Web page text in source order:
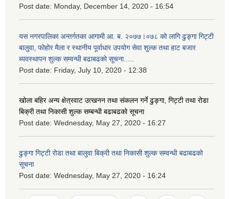
Post date: Monday, December 14, 2020 - 16:54
यस नगरपालिका अन्तर्गतका आगामी आ. ब. २०७७।०७८ को लागि ढुङ्गा गिट्टी
बालुवा, फोहोर मैला र स्थानीय पूर्वाधार उपयोग सेवा शुल्क तथा हाट बजार
ब्यवस्थापन शुल्क सम्वन्धी बढाबढको सूचना.....
Post date: Friday, July 10, 2020 - 12:38
खोला बहिर अन्य क्षेत्रवाट उत्खनन तथा संकलन गर्ने ढुङ्गा, गिट्टी तथा रोडा
बिक्री तथा निकासी शुल्क सम्बन्धी बढाबढको सूचना
Post date: Wednesday, May 27, 2020 - 16:27
ढुङ्गा गिट्टी रोडा तथा बालुवा बिक्री तथा निकासी शुल्क सम्वन्धी बढाबढको
सूचना
Post date: Wednesday, May 27, 2020 - 16:24